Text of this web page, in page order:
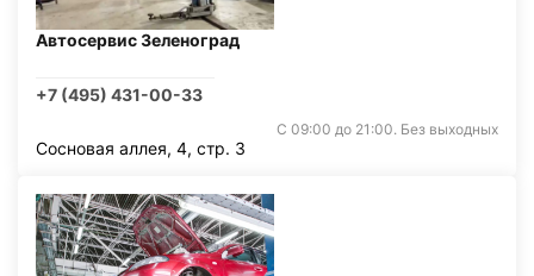
Автосервис Зеленоград
+7 (495) 431-00-33
С 09:00 до 21:00. Без выходных
Сосновая аллея, 4, стр. 3